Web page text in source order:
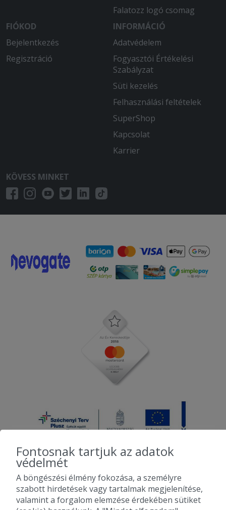
Falatozz logó csomag
FIÓKOD
Bejelentkezés
Regisztráció
INFORMÁCIÓ
Adatvédelem
Fogyasztói Értékelési
Szabályzat
Süti kezelés
Felhasználási feltételek
SuperShop
Kapcsolat
Karrier
KÖVESS MINKET
2010-2026 Copyright - Falatozz.hu - Diston-line Kft.
Pizza, gyros, hamburger, menük kedvező áron, egy helyen az összes
Fontosnak tartjuk az adatok
védelmét
A böngészési élmény fokozása, a személyre
szabott hirdetések vagy tartalmak megjelenítése,
valamint a forgalom elemzése érdekében sütiket